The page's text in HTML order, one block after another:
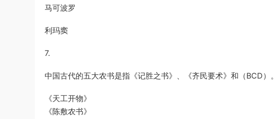
马可波罗
利玛窦
7.
中国古代的五大农书是指《记胜之书》、《齐民要术》和（BCD）。
《天工开物》
《陈敷农书》